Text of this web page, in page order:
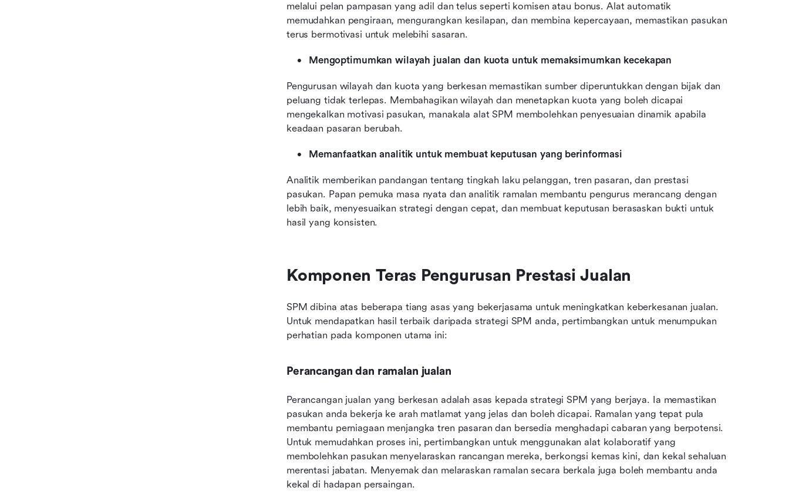
melalui pelan pampasan yang adil dan telus seperti komisen atau bonus. Alat automatik
memudahkan pengiraan, mengurangkan kesilapan, dan membina kepercayaan, memastikan pasukan
terus bermotivasi untuk melebihi sasaran.
Mengoptimumkan wilayah jualan dan kuota untuk memaksimumkan kecekapan
Pengurusan wilayah dan kuota yang berkesan memastikan sumber diperuntukkan dengan bijak dan
peluang tidak terlepas. Membahagikan wilayah dan menetapkan kuota yang boleh dicapai
mengekalkan motivasi pasukan, manakala alat SPM membolehkan penyesuaian dinamik apabila
keadaan pasaran berubah.
Memanfaatkan analitik untuk membuat keputusan yang berinformasi
Analitik memberikan pandangan tentang tingkah laku pelanggan, tren pasaran, dan prestasi
pasukan. Papan pemuka masa nyata dan analitik ramalan membantu pengurus merancang dengan
lebih baik, menyesuaikan strategi dengan cepat, dan membuat keputusan berasaskan bukti untuk
hasil yang konsisten.
Komponen Teras Pengurusan Prestasi Jualan
SPM dibina atas beberapa tiang asas yang bekerjasama untuk meningkatkan keberkesanan jualan.
Untuk mendapatkan hasil terbaik daripada strategi SPM anda, pertimbangkan untuk menumpukan
perhatian pada komponen utama ini:
Perancangan dan ramalan jualan
Perancangan jualan yang berkesan adalah asas kepada strategi SPM yang berjaya. Ia memastikan
pasukan anda bekerja ke arah matlamat yang jelas dan boleh dicapai. Ramalan yang tepat pula
membantu perniagaan menjangka tren pasaran dan bersedia menghadapi cabaran yang berpotensi.
Untuk memudahkan proses ini, pertimbangkan untuk menggunakan alat kolaboratif yang
membolehkan pasukan menyelaraskan rancangan mereka, berkongsi kemas kini, dan kekal sehaluan
merentasi jabatan. Menyemak dan melaraskan ramalan secara berkala juga boleh membantu anda
kekal di hadapan persaingan.